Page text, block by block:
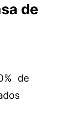
de
de